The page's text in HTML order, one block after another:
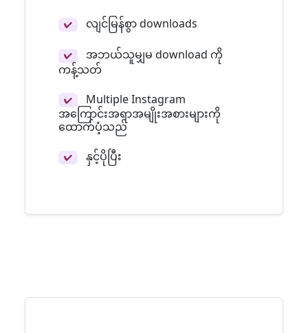
✔ လျင်မြန်စွာ downloads
✔
အဘယ်သူမျှမ download ကို
ကန့်သတ်
✔
Multiple Instagram
အကြောင်းအရာအမျိုးအစားများကို
ထောက်ပံ့သည်
✔ နှင့်ပိုပြီး